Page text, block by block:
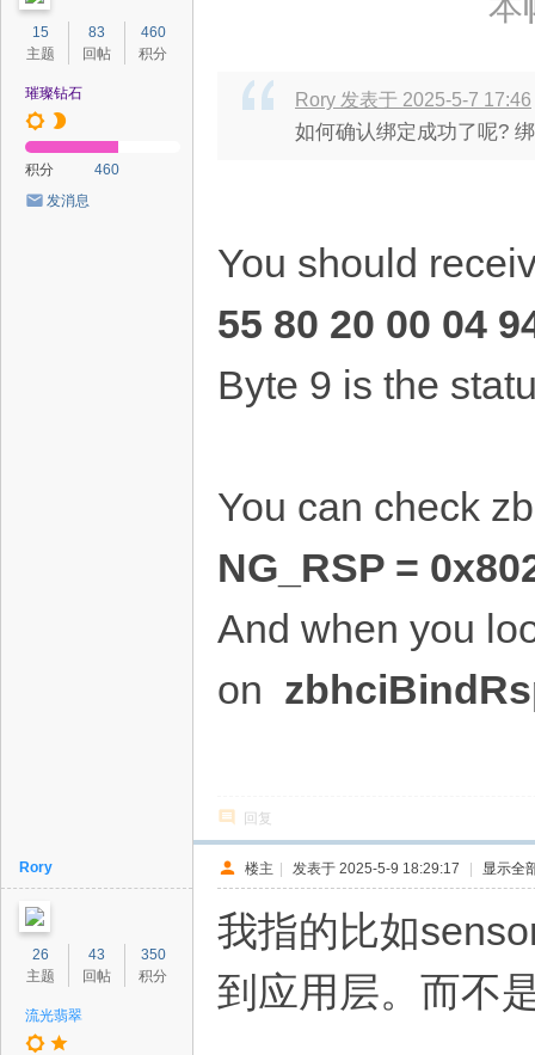
15
主题
83
回帖
460
积分
璀璨钻石
积分
460
发消息
Rory 发表于 2025-5-7 17:46
如何确认绑定成功了呢?
You should
55 80 20 00 04
Byte 9 is the
You can check
NG_RSP =
And when you
on
回复
Rory
26
主题
43
回帖
350
积分
流光翡翠
楼主 | 发表于 2025-5-9 18:29:17 | 显示全
我指的比如
到应用层。而不